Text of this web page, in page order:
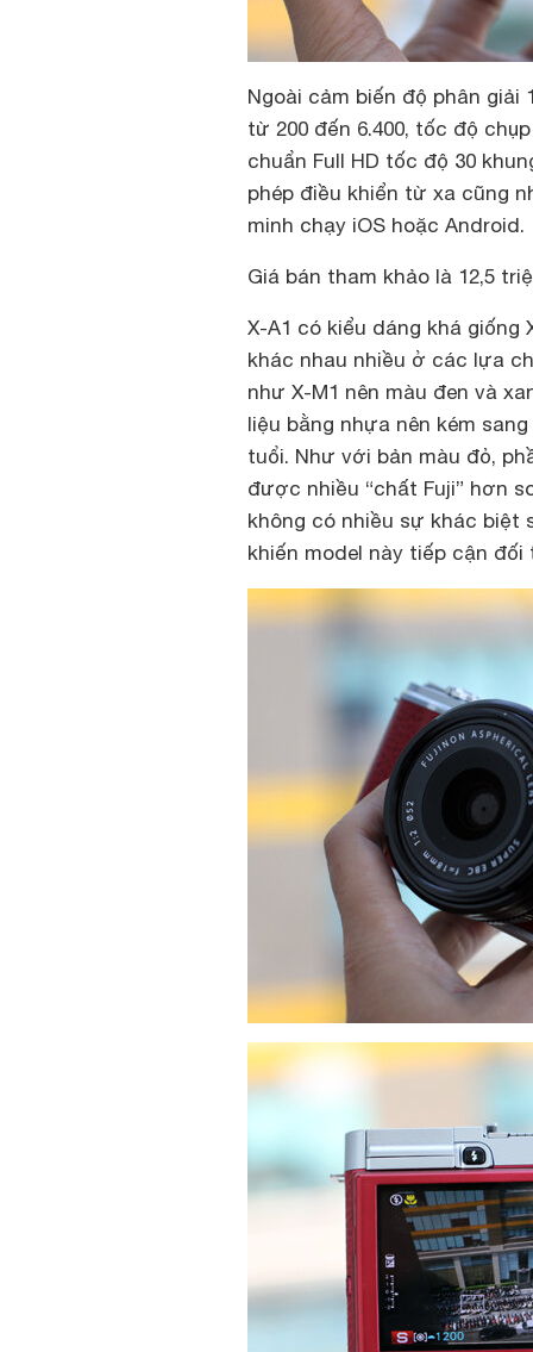
Ngoài cảm biến độ phân giải
từ 200 đến 6.400, tốc độ
chuẩn Full HD tốc độ 30
phép điều khiển từ xa cũng
minh chạy iOS hoặc Android.
Giá bán tham khảo là 12,5
X-A1 có kiểu dáng khá giống
khác nhau nhiều ở các lựa
như X-M1 nên màu đen và
liệu bằng nhựa nên kém
tuổi. Như với bản màu đỏ,
được nhiều “chất Fuji” hơn
không có nhiều sự khác biệt
khiến model này tiếp cận